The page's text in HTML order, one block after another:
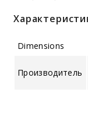
Dimensions
Производитель